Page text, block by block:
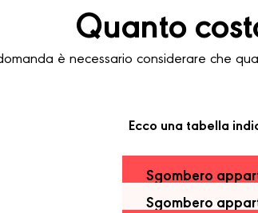
Quanto
è necessario considerare che
Ecco una tabella
Sgombero
Sgombero